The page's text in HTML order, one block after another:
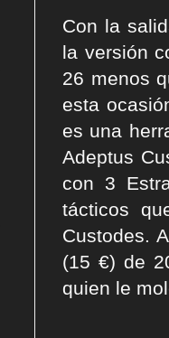
Con la
la versión
26 menos
esta
es una
Adeptus
con 3
tácticos
Custodes.
(15 €) de
quien le